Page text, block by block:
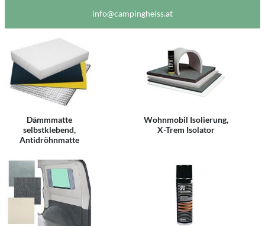
info@campingheiss.at
Dämmmatte
selbstklebend,
Antidröhnmatte
Wohnmobil Isolierung,
X-Trem Isolator